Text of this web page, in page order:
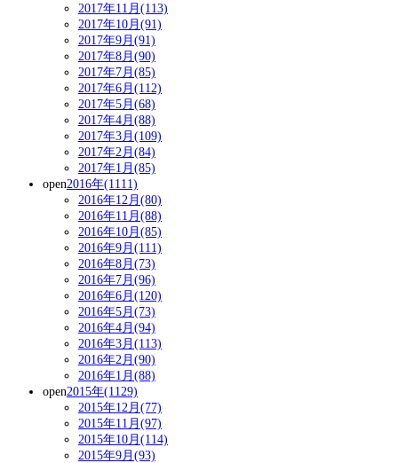
2017年11月(113)
2017年10月(91)
2017年9月(91)
2017年8月(90)
2017年7月(85)
2017年6月(112)
2017年5月(68)
2017年4月(88)
2017年3月(109)
2017年2月(84)
2017年1月(85)
open2016年(1111)
2016年12月(80)
2016年11月(88)
2016年10月(85)
2016年9月(111)
2016年8月(73)
2016年7月(96)
2016年6月(120)
2016年5月(73)
2016年4月(94)
2016年3月(113)
2016年2月(90)
2016年1月(88)
open2015年(1129)
2015年12月(77)
2015年11月(97)
2015年10月(114)
2015年9月(93)